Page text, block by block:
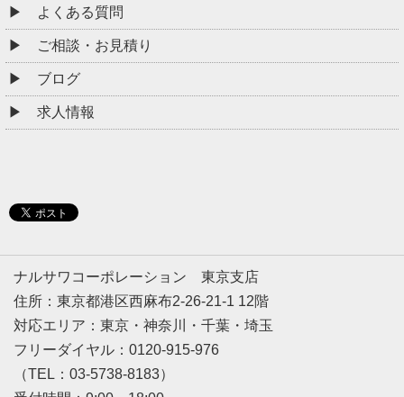
よくある質問
ご相談・お見積り
ブログ
求人情報
ナルサワコーポレーション 東京支店
住所：東京都港区西麻布2-26-21-1 12階
対応エリア：東京・神奈川・千葉・埼玉
フリーダイヤル：0120-915-976
（TEL：03-5738-8183）